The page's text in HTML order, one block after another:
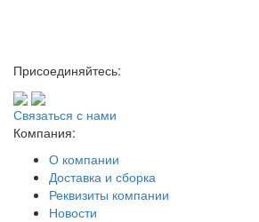
Присоединяйтесь:
Связаться с нами
Компания:
О компании
Доставка и сборка
Реквизиты компании
Новости